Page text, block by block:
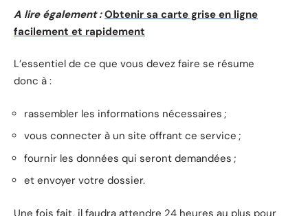
A lire également : Obtenir sa carte grise en ligne
facilement et rapidement
L’essentiel de ce que vous devez faire se résume
donc à :
rassembler les informations nécessaires ;
vous connecter à un site offrant ce service ;
fournir les données qui seront demandées ;
et envoyer votre dossier.
Une fois fait, il faudra attendre 24 heures au plus pour